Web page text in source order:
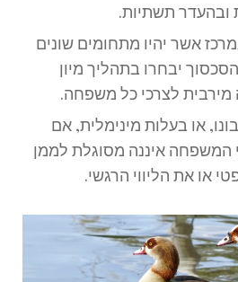
תשתיות.
אשר יהיו מתחומים שונים
יבחרו בתהליך מיון
לצרכי כל משפחה.
או בעלות מינימלית, אם
המשפחה איננה מסוגלת לממן
או את הליווי הרגשי.